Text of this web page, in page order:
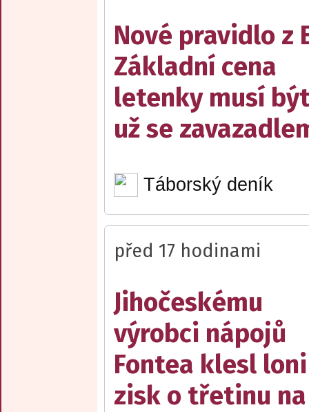
Nové pravidlo z
Základní cena
letenky musí
už se
Táborský deník
před 17 hodinami
Jihočeskému
výrobci nápojů
Fontea klesl loni
zisk o třetinu na